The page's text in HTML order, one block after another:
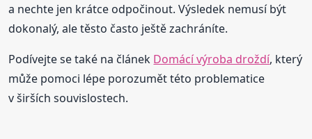
a nechte jen krátce odpočinout. Výsledek nemusí být
dokonalý, ale těsto často ještě zachráníte.
Podívejte se také na článek Domácí výroba droždí, který
může pomoci lépe porozumět této problematice
v širších souvislostech.